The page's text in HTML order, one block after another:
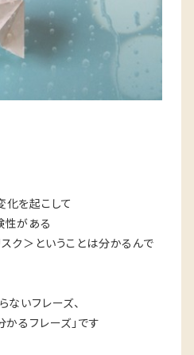
を起こして
性がある
ク＞ということは分かるんで
ないフレーズ、
かるフレーズ」です